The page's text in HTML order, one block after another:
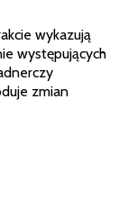
wykazują
występujących
zmian